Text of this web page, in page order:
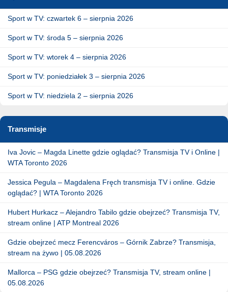
Sport w TV: czwartek 6 – sierpnia 2026
Sport w TV: środa 5 – sierpnia 2026
Sport w TV: wtorek 4 – sierpnia 2026
Sport w TV: poniedziałek 3 – sierpnia 2026
Sport w TV: niedziela 2 – sierpnia 2026
Transmisje
Iva Jovic – Magda Linette gdzie oglądać? Transmisja TV i Online |
WTA Toronto 2026
Jessica Pegula – Magdalena Fręch transmisja TV i online. Gdzie
oglądać? | WTA Toronto 2026
Hubert Hurkacz – Alejandro Tabilo gdzie obejrzeć? Transmisja TV,
stream online | ATP Montreal 2026
Gdzie obejrzeć mecz Ferencváros – Górnik Zabrze? Transmisja,
stream na żywo | 05.08.2026
Mallorca – PSG gdzie obejrzeć? Transmisja TV, stream online |
05.08.2026